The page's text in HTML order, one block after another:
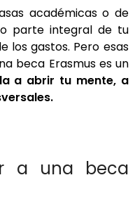
académicas o de
parte integral de tu
los gastos. Pero esas
beca Erasmus es un
a abrir tu mente, a
a una beca